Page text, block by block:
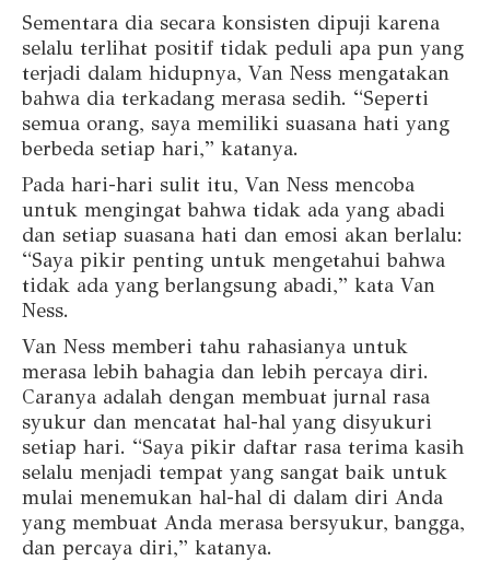
Sementara dia secara konsisten dipuji karena
selalu terlihat positif tidak peduli apa pun yang
terjadi dalam hidupnya, Van Ness mengatakan
bahwa dia terkadang merasa sedih. “Seperti
semua orang, saya memiliki suasana hati yang
berbeda setiap hari,” katanya.
Pada hari-hari sulit itu, Van Ness mencoba
untuk mengingat bahwa tidak ada yang abadi
dan setiap suasana hati dan emosi akan berlalu:
“Saya pikir penting untuk mengetahui bahwa
tidak ada yang berlangsung abadi,” kata Van
Ness.
Van Ness memberi tahu rahasianya untuk
merasa lebih bahagia dan lebih percaya diri.
Caranya adalah dengan membuat jurnal rasa
syukur dan mencatat hal-hal yang disyukuri
setiap hari. “Saya pikir daftar rasa terima kasih
selalu menjadi tempat yang sangat baik untuk
mulai menemukan hal-hal di dalam diri Anda
yang membuat Anda merasa bersyukur, bangga,
dan percaya diri,” katanya.